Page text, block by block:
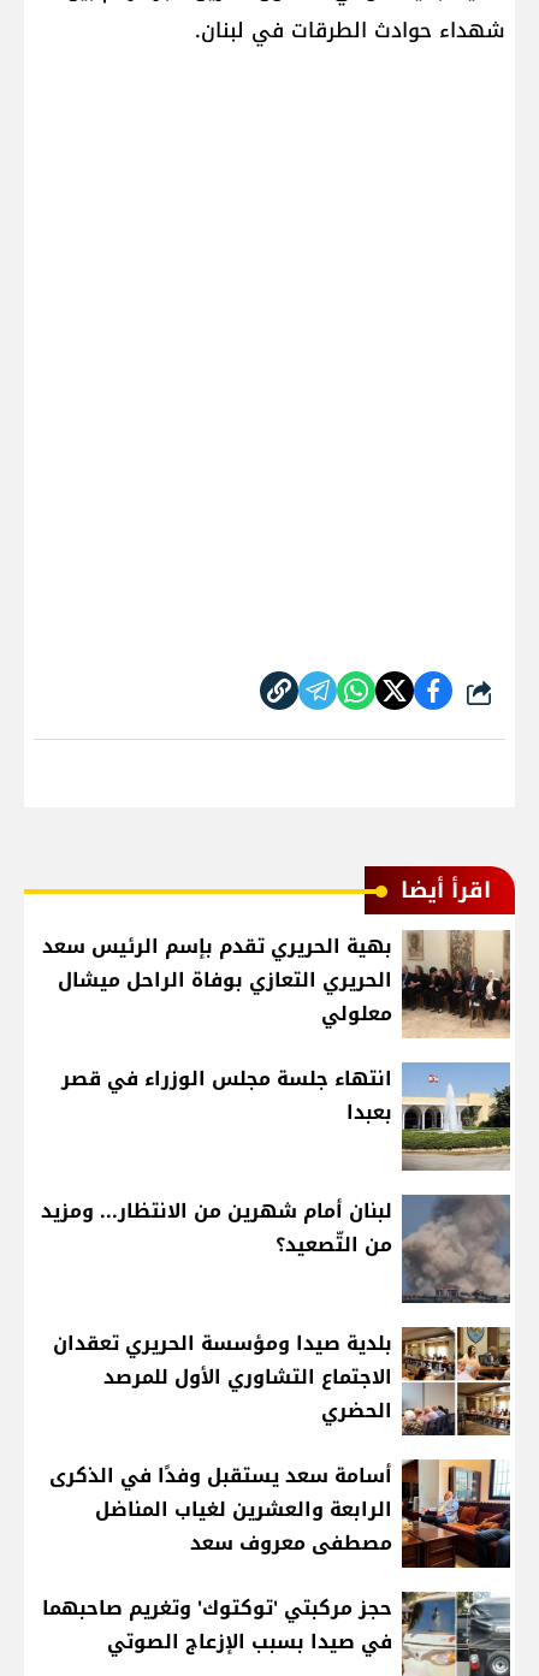
شهداء حوادث الطرقات في لبنان.
شارك
اقرأ أيضا
بهية الحريري تقدم بإسم الرئيس سعد
الحريري التعازي بوفاة الراحل ميشال
معلولي
انتهاء جلسة مجلس الوزراء في قصر
بعبدا
لبنان أمام شهرين من الانتظار... ومزيد
من التّصعيد؟
بلدية صيدا ومؤسسة الحريري تعقدان
الاجتماع التشاوري الأول للمرصد
الحضري
أسامة سعد يستقبل وفدًا في الذكرى
الرابعة والعشرين لغياب المناضل
مصطفى معروف سعد
حجز مركبتي 'توكتوك' وتغريم صاحبهما
في صيدا بسبب الإزعاج الصوتي